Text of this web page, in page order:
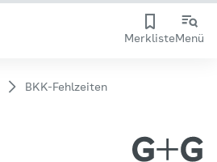
MerklisteMenü
BKK-Fehlzeiten